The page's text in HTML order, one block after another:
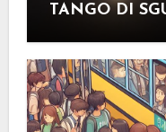
TANGO DI